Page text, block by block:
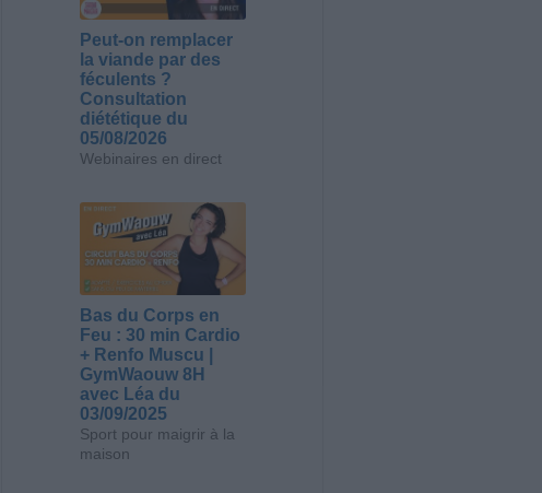
Peut-on remplacer
la viande par des
féculents ?
Consultation
diététique du
05/08/2026
Webinaires en direct
Bas du Corps en
Feu : 30 min Cardio
+ Renfo Muscu |
GymWaouw 8H
avec Léa du
03/09/2025
Sport pour maigrir à la
maison